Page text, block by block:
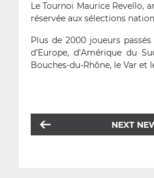
Le Tournoi Maurice Revello,
réservée aux sélections
Plus de 2000 joueurs
d’Europe, d’Amérique du
Bouches-du-Rhône, le Var et
NEXT